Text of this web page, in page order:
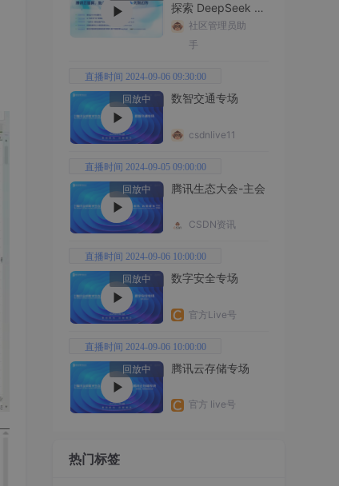
探索 DeepSeek 无
限边界社区管理员助
手
直播时间 2024-09-06 09:30:00
回放中
数智交通专场
csdnlive11
直播时间 2024-09-05 09:00:00
回放中
腾讯生态大会-主会
CSDN资讯
直播时间 2024-09-06 10:00:00
回放中
数字安全专场
官方Live号
直播时间 2024-09-06 10:00:00
回放中
腾讯云存储专场
官方 live号
热门标签